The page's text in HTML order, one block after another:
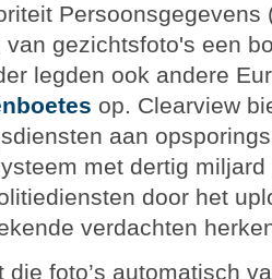
Persoonsgegevens
van gezichtsfoto's een
legden ook andere
op. Clearview
aan
met dertig
door het
verdachten
die foto’s automatisch